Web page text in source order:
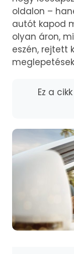
oldalon –
autót kapod
olyan áron,
eszén, rejtett
Ez a